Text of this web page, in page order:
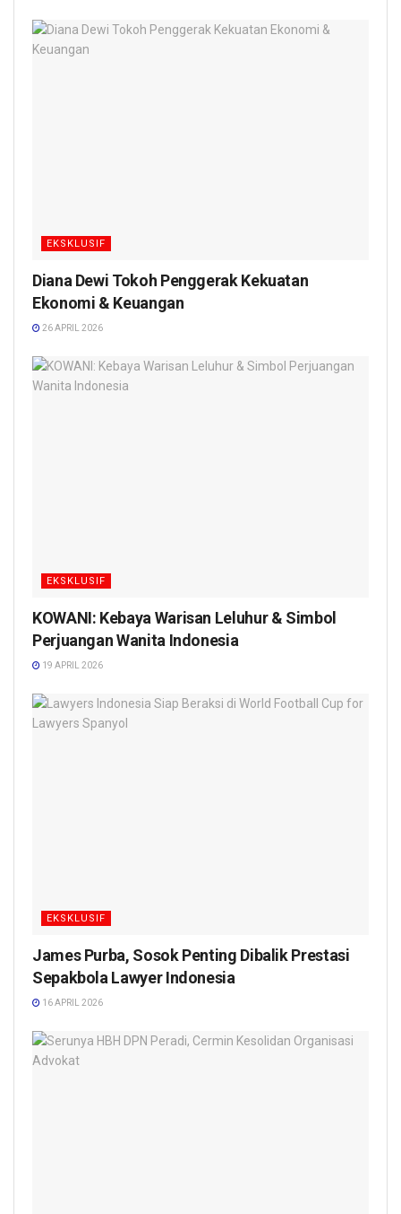
EKSKLUSIF
Diana Dewi Tokoh Penggerak Kekuatan
Ekonomi & Keuangan
26 APRIL 2026
EKSKLUSIF
KOWANI: Kebaya Warisan Leluhur & Simbol
Perjuangan Wanita Indonesia
19 APRIL 2026
EKSKLUSIF
James Purba, Sosok Penting Dibalik Prestasi
Sepakbola Lawyer Indonesia
16 APRIL 2026